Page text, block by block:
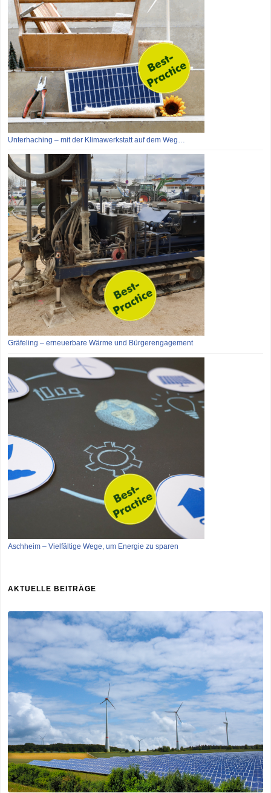
Unterhaching – mit der Klimawerkstatt auf dem Weg…
Gräfeling – erneuerbare Wärme und Bürgerengagement
Aschheim – Vielfältige Wege, um Energie zu sparen
AKTUELLE BEITRÄGE